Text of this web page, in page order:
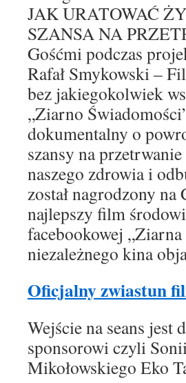
JAK URATOWAĆ
SZANSA NA
Gośćmi podczas
Rafał Smykowski –
bez jakiegokolwiek
„Ziarno
dokumentalny o
szansy na
naszego zdrowia i
został nagrodzony
najlepszy film
facebookowej
niezależnego kina
Oficjalny zwiastun
Wejście na seans jest
sponsorowi czyli
Mikołowskiego Eko